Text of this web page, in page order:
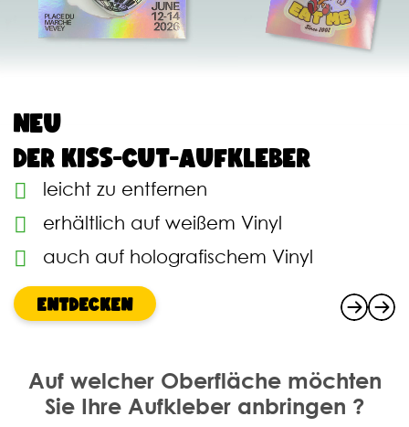
30 % RABATT AUF
BODENAUFKLEBER
Verbessern Sie das
Kundenerlebnis!
BESTELLEN
Sie Ihre Aufkleber anbringen ?